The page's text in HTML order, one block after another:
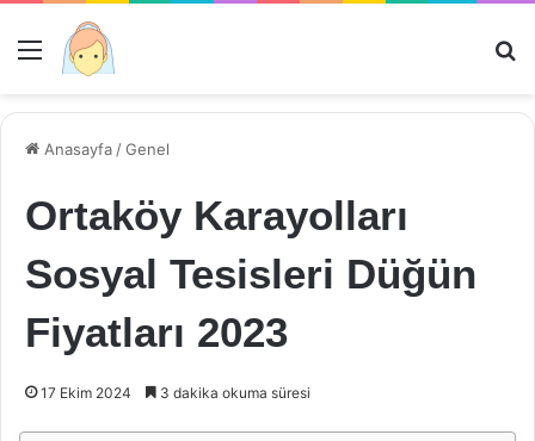
Menü
Anasayfa /Genel
Ortaköy Karayolları
Sosyal Tesisleri Düğün
Fiyatları 2023
17 Ekim 2024 3 dakika okuma süresi